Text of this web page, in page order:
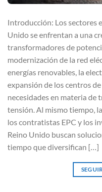
Introducción: Los sectores
Unido se enfrentan a una
transformadores de
modernización de la red
energías renovables, la
expansión de los centros
necesidades en materia de
tensión. Al mismo tiempo,
los contratistas EPC y los
Reino Unido buscan
tiempo que diversifican […]